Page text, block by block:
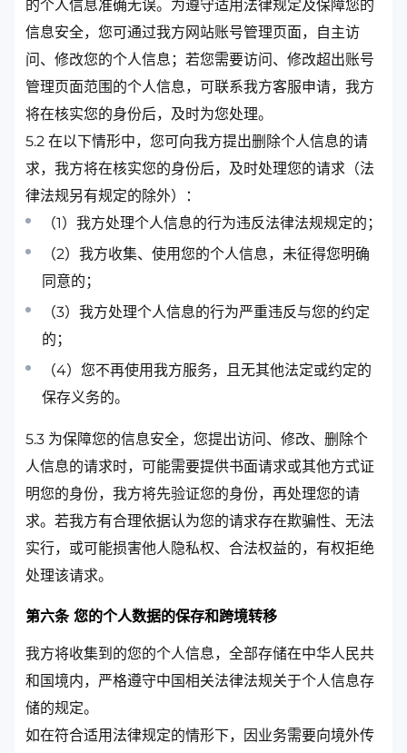
的个人信息准确无误。为遵守适用法律规定及保障您的
信息安全，您可通过我方网站账号管理页面，自主访
问、修改您的个人信息；若您需要访问、修改超出账号
管理页面范围的个人信息，可联系我方客服申请，我方
将在核实您的身份后，及时为您处理。
5.2 在以下情形中，您可向我方提出删除个人信息的请
求，我方将在核实您的身份后，及时处理您的请求（法
律法规另有规定的除外）：
（1）我方处理个人信息的行为违反法律法规规定的；
（2）我方收集、使用您的个人信息，未征得您明确
同意的；
（3）我方处理个人信息的行为严重违反与您的约定
的；
（4）您不再使用我方服务，且无其他法定或约定的
保存义务的。
5.3 为保障您的信息安全，您提出访问、修改、删除个
人信息的请求时，可能需要提供书面请求或其他方式证
明您的身份，我方将先验证您的身份，再处理您的请
求。若我方有合理依据认为您的请求存在欺骗性、无法
实行，或可能损害他人隐私权、合法权益的，有权拒绝
处理该请求。
第六条 您的个人数据的保存和跨境转移
我方将收集到的您的个人信息，全部存储在中华人民共
和国境内，严格遵守中国相关法律法规关于个人信息存
储的规定。
如在符合适用法律规定的情形下，因业务需要向境外传